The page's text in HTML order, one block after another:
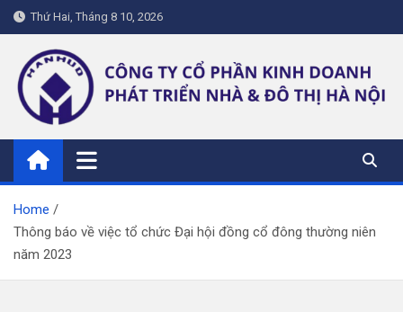
Skip
to
content
Thứ Hai, Tháng 8 10, 2026
hanhud.vn
Home
Thông báo về việc tổ chức Đại hội đồng cổ đông thường niên
năm 2023